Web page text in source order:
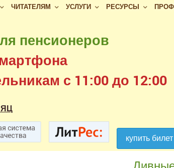
ЧИТАТЕЛЯМ УСЛУГИ РЕСУРСЫ
доступ
библиотек
зале
купить билет
пенсионеров
с 11:00 до 12:00
купить билет